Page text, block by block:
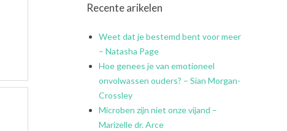
Recente arikelen
Weet dat je bestemd bent voor meer
– Natasha Page
Hoe genees je van emotioneel
onvolwassen ouders? – Sian Morgan-
Crossley
Microben zijn niet onze vijand –
Marizelle dr. Arce